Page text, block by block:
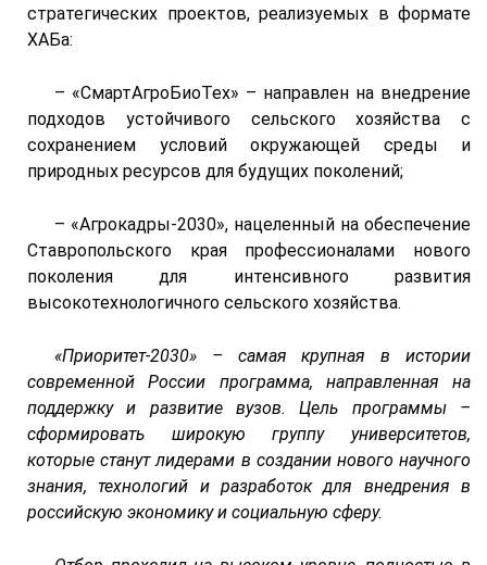
стратегических проектов, реализуемых в формате
ХАБа:
– «СмартАгроБиоТех» – направлен на внедрение
подходов устойчивого сельского хозяйства с
сохранением условий окружающей среды и
природных ресурсов для будущих поколений;
– «Агрокадры-2030», нацеленный на обеспечение
Ставропольского края профессионалами нового
поколения для интенсивного развития
высокотехнологичного сельского хозяйства.
«Приоритет-2030» – самая крупная в истории
современной России программа, направленная на
поддержку и развитие вузов. Цель программы –
сформировать широкую группу университетов,
которые станут лидерами в создании нового научного
знания, технологий и разработок для внедрения в
российскую экономику и социальную сферу.